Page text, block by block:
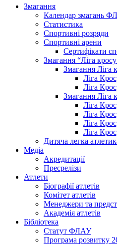
Змагання
Календар змагань
Статистика
Спортивні розряди
Спортивні арени
Сертифікати
Змагання “Ліга
Змагання Ліга
Ліга
Ліга
Змагання Ліга
Ліга
Ліга
Ліга
Ліга
Дитяча легка
Медіа
Акредитації
Пресрелізи
Атлети
Біографії атлетів
Комітет атлетів
Менеджери та
Академія атлетів
Бібліотека
Статут ФЛАУ
Програма розвитку